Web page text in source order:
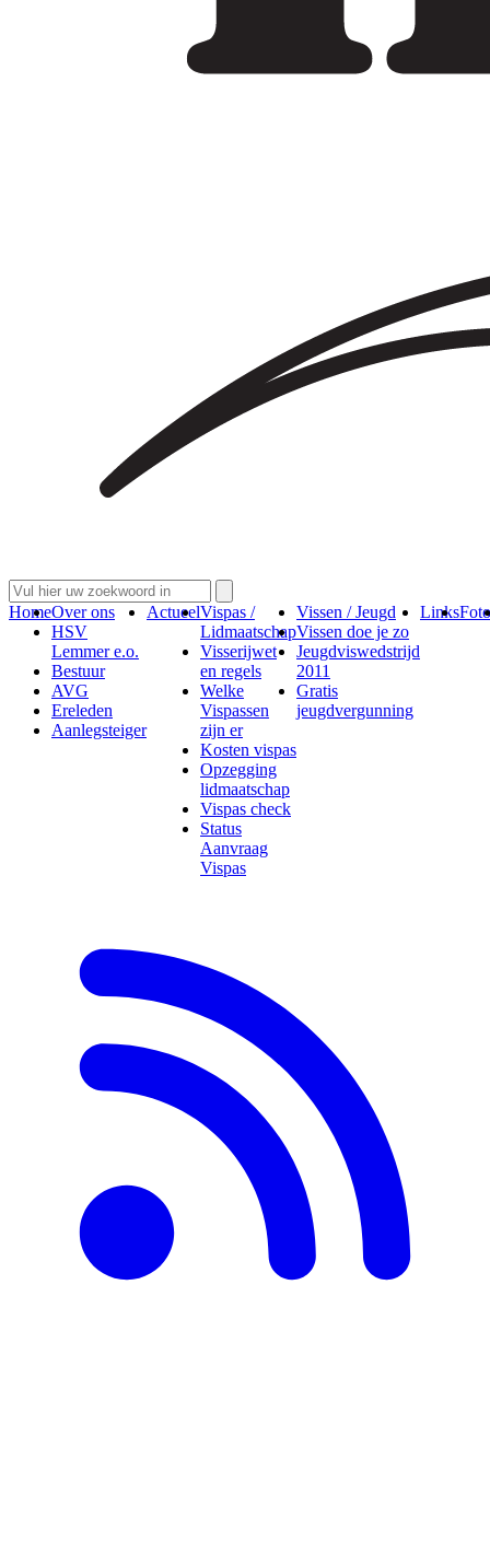
HomeOver ons
HSV
Lemmer e.o.
Bestuur
AVG
Ereleden
Aanlegsteiger
ActueelVispas /
Lidmaatschap
Visserijwet
en regels
Welke
Vispassen
zijn er
Kosten vispas
Opzegging
lidmaatschap
Vispas check
Status
Aanvraag
Vispas
Vissen / Jeugd
Vissen doe je zo
Jeugdviswedstrijd
2011
Gratis
jeugdvergunning
Links